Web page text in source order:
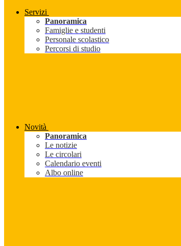
Servizi
Panoramica
Famiglie e studenti
Personale scolastico
Percorsi di studio
Novità
Panoramica
Le notizie
Le circolari
Calendario eventi
Albo online